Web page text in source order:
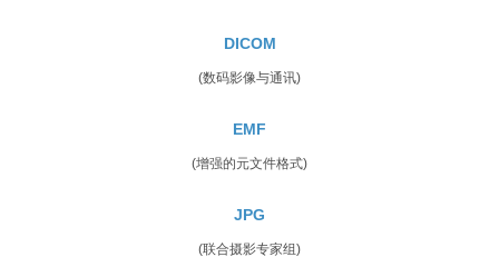
DICOM
(数码影像与通讯)
EMF
(增强的元文件格式)
JPG
(联合摄影专家组)